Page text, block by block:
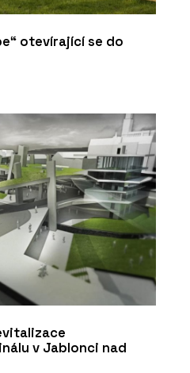
otevírající se do
v Jablonci nad